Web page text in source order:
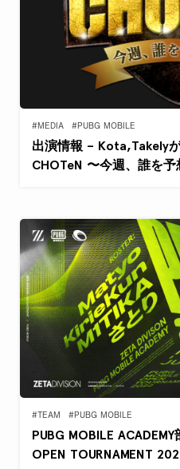
#MEDIA #PUBG MOBILE
出演情報 – Kota,Takely
CHOTeN 〜今週、誰を
#TEAM #PUBG MOBILE
PUBG MOBILE
OPEN TOURNAMENT